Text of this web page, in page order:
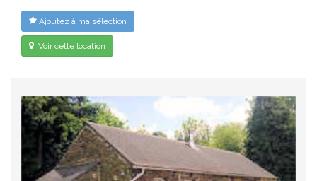
Ajoutez à ma sélection
Voir cette location